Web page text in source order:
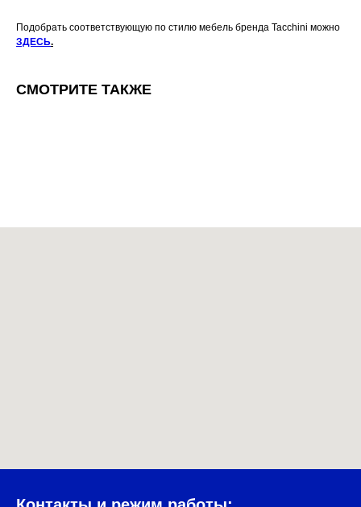
Подобрать соответствующую по стилю мебель бренда Tacchini можно
ЗДЕСЬ.
СМОТРИТЕ ТАКЖЕ